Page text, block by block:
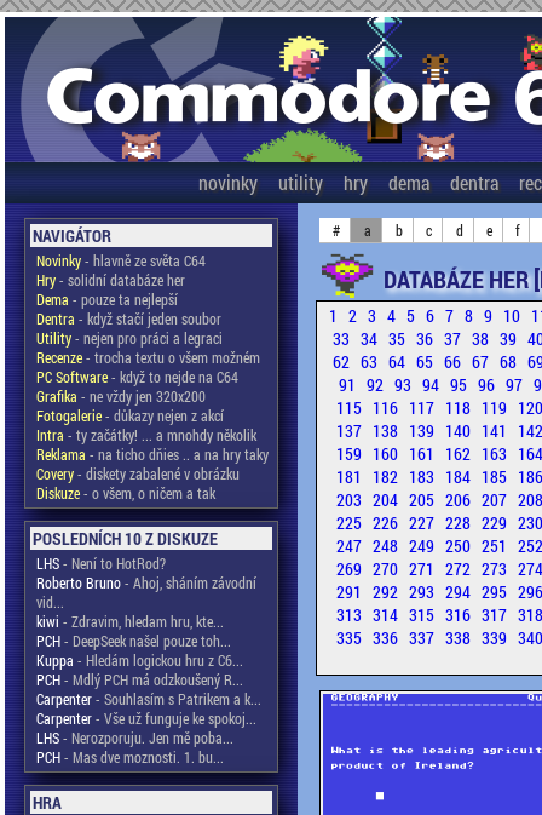
novinky utility hry dema dentra
NAVIGÁTOR
Novinky- hlavně ze světa C64
Hry- solidní databáze her
Dema - pouze ta nejlepší
Dentra - když stačí jeden soubor
Utility- nejen pro práci a legraci
Recenze- trocha textu o všem možném
PC Software- když to nejde na C64
Grafika - ne vždy jen 320x200
Fotogalerie- důkazy nejen z akcí
Intra - ty začátky! ... a mnohdy několik
Reklama - na ticho dňies .. a na hry taky
Covery- diskety zabalené v obrázku
Diskuze- o všem, o ničem a tak
POSLEDNÍCH 10 Z DISKUZE
LHS- Není to HotRod?
Roberto Bruno- Ahoj, sháním závodní
vid...
kiwi - Zdravim, hledam hru, kte...
PCH- DeepSeek našel pouze toh...
Kuppa - Hledám logickou hru z C6...
PCH- Mdlý PCH má odzkoušený R...
Carpenter- Souhlasím s Patrikem a k...
Carpenter- Vše už funguje ke spokoj...
LHS- Nerozporuju. Jen mě poba...
PCH- Mas dve moznosti. 1. bu...
HRA
# a b c d e f
DATABÁZE
1 2 3 4 5 6 7 8 9 10
33 34 35 36 37 38 39
62 63 64 65 66 67 68
91 92 93 94 95 96 97
115 116 117 118 119
137 138 139 140 141
159 160 161 162 163
181
182 183 184 185
203 204 205 206 207
225 226 227 228 229
247 248 249 250 251
269 270 271 272 273
291 292 293 294 295
313 314 315 316 317
335 336 337 338 339